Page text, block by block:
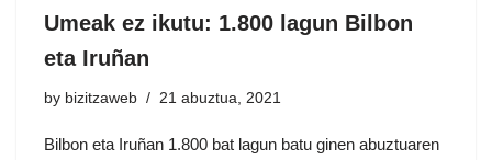
Umeak ez ikutu: 1.800 lagun Bilbon
eta Iruñan
by bizitzaweb 21 abuztua, 2021
Bilbon eta Iruñan 1.800 bat lagun batu ginen abuztuaren